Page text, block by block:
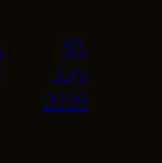
30.
Juni
2026